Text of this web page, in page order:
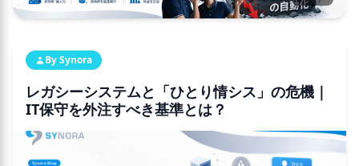
By Synora
レガシーシステムと「ひとり情シス」の危機｜
IT保守を外注すべき基準とは？